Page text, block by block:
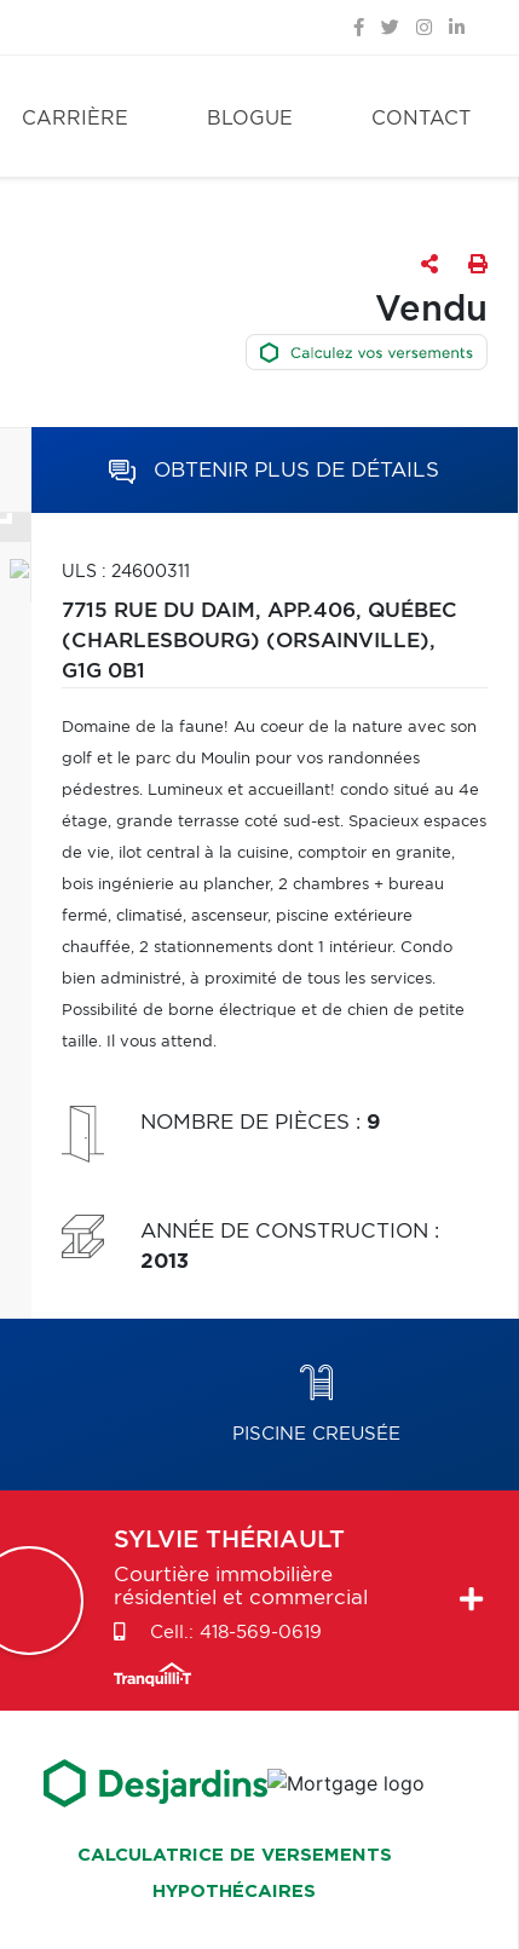
CARRIÈRE BLOGUE CONTACT
Vendu
OBTENIR PLUS DE DÉTAILS
ULS : 24600311
7715 RUE DU DAIM, APP.406, QUÉBEC
(CHARLESBOURG) (ORSAINVILLE),
G1G 0B1
Domaine de la faune! Au coeur de la nature avec son
golf et le parc du Moulin pour vos randonnées
pédestres. Lumineux et accueillant! condo situé au 4e
étage, grande terrasse coté sud-est. Spacieux espaces
de vie, ilot central à la cuisine, comptoir en granite,
bois ingénierie au plancher, 2 chambres + bureau
fermé, climatisé, ascenseur, piscine extérieure
chauffée, 2 stationnements dont 1 intérieur. Condo
bien administré, à proximité de tous les services.
Possibilité de borne électrique et de chien de petite
taille. Il vous attend.
NOMBRE DE PIÈCES : 9
ANNÉE DE CONSTRUCTION :
2013
PISCINE CREUSÉE
SYLVIE THÉRIAULT
Courtière immobilière
résidentiel et commercial
Cell.: 418-569-0619
CALCULATRICE DE VERSEMENTS
HYPOTHÉCAIRES